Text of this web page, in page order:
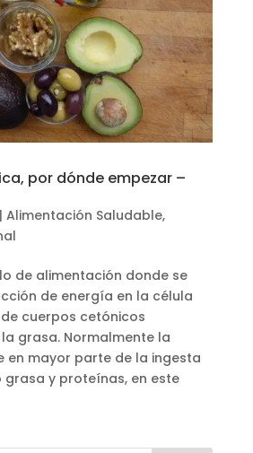
por dónde empezar –
| Alimentación Saludable,
de alimentación donde se
de energía en la célula
cuerpos cetónicos
grasa. Normalmente la
en mayor parte de la ingesta
grasa y proteínas, en este